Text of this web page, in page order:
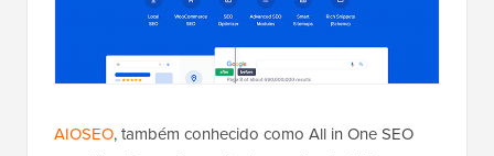
AIOSEO, também conhecido como All in One SEO